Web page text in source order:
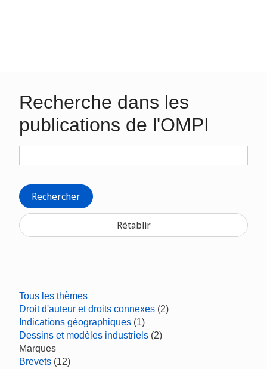
Recherche dans les
publications de l'OMPI
Rechercher
Rétablir
Tous les thèmes
Droit d'auteur et droits connexes (2)
Indications géographiques (1)
Dessins et modèles industriels (2)
Marques
Brevets (12)